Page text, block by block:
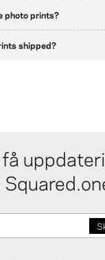
photo prints?
shipped?